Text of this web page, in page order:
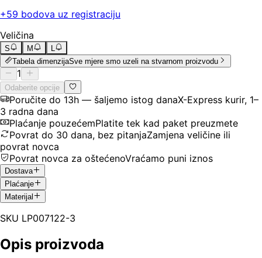
+59 bodova uz registraciju
Veličina
S M
L
Tabela dimenzijaSve mjere smo uzeli na stvarnom proizvodu
1
Odaberite opcije
Poručite do 13h — šaljemo istog danaX-Express kurir, 1–
3 radna dana
Plaćanje pouzećemPlatite tek kad paket preuzmete
Povrat do 30 dana, bez pitanjaZamjena veličine ili
povrat novca
Povrat novca za oštećenoVraćamo puni iznos
Dostava
Plaćanje
Materijal
SKU LP007122-3
Opis proizvoda